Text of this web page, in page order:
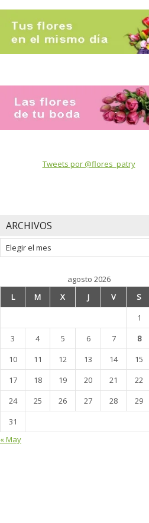
Tweets por @flores_patry
ARCHIVOS
Archivos
agosto 2026
L
M X J V S
1
3
4 5 6 7 8
10
11 12 13 14 15
17
18 19 20 21 22
24
25 26 27 28 29
31
« May